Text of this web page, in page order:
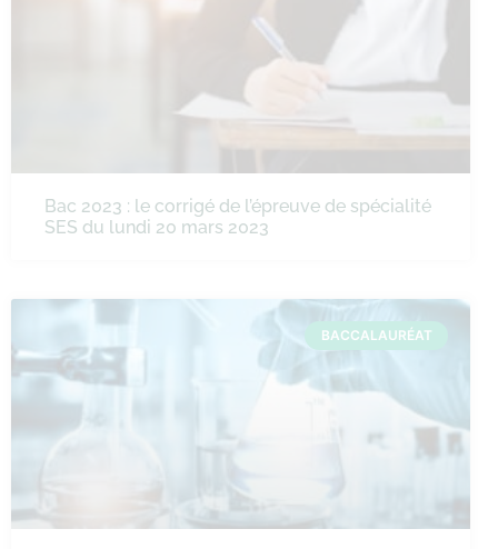
Bac 2023 : le corrigé de l’épreuve de spécialité
SES du lundi 20 mars 2023
BACCALAURÉAT